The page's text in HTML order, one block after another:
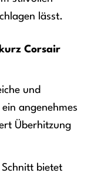
lässt.
Corsair
und
angenehmes
Überhitzung
Schnitt bietet